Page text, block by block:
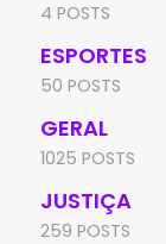
4 POSTS
ESPORTES
50 POSTS
GERAL
1025 POSTS
JUSTIÇA
259 POSTS